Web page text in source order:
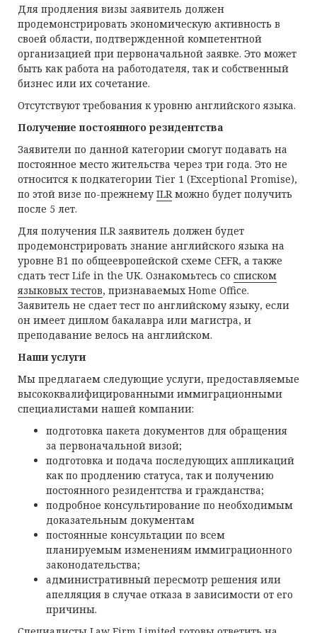
Для продления визы заявитель должен
продемонстрировать экономическую активность в
своей области, подтвержденной компетентной
организацией при первоначальной заявке. Это может
быть как работа на работодателя, так и собственный
бизнес или их сочетание.
Отсутствуют требования к уровню английского языка.
Получение постоянного резидентства
Заявители по данной категории смогут подавать на
постоянное место жительства через три года. Это не
относится к подкатегории Tier 1 (Exceptional Promise),
по этой визе по-прежнему ILRможно будет получить
после 5 лет.
Для получения ILR заявитель должен будет
продемонстрировать знание английского языка на
уровне В1 по общеевропейской схеме CEFR, а также
сдать тест Life in the UK. Ознакомьтесь со списком
языковых тестов, признаваемых Home Office.
Заявитель не сдает тест по английскому языку, если
он имеет диплом бакалавра или магистра, и
преподавание велось на английском.
Наши услуги
Мы предлагаем следующие услуги, предоставляемые
высококвалифицированными иммиграционными
специалистами нашей компании:
подготовка пакета документов для обращения
за первоначальной визой;
подготовка и подача последующих аппликаций
как по продлению статуса, так и получению
постоянного резидентства и гражданства;
подробное консультирование по необходимым
доказательным документам
постоянные консультации по всем
планируемым изменениям иммиграционного
законодательства;
административный пересмотр решения или
апелляция в случае отказа в зависимости от его
причины.